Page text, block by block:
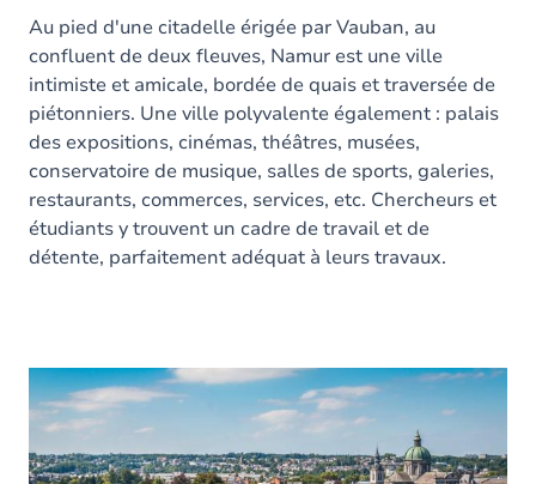
Au pied d'une citadelle érigée par Vauban, au
confluent de deux fleuves, Namur est une ville
intimiste et amicale, bordée de quais et traversée de
piétonniers. Une ville polyvalente également : palais
des expositions, cinémas, théâtres, musées,
conservatoire de musique, salles de sports, galeries,
restaurants, commerces, services, etc. Chercheurs et
étudiants y trouvent un cadre de travail et de
détente, parfaitement adéquat à leurs travaux.
Vous devez accepter les cookies Youtube
pour
pouvoir lire la vidéo. Acceptez-vous les cookies
Youtube?